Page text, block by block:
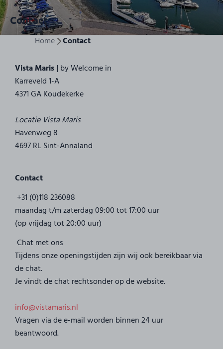
Contact
Home
Contact
Vista Maris |by Welcome in
Karreveld 1-A
4371 GA Koudekerke
Locatie Vista Maris
Havenweg 8
4697 RL Sint-Annaland
Contact
+31 (0)118 236088
maandag t/m zaterdag 09:00 tot 17:00 uur
(op vrijdag tot 20:00 uur)
Chat met ons
Tijdens onze openingstijden zijn wij ook bereikbaar via
de chat.
Je vindt de chat rechtsonder op de website.
info@vistamaris.nl
Vragen via de e-mail worden binnen 24 uur
beantwoord.